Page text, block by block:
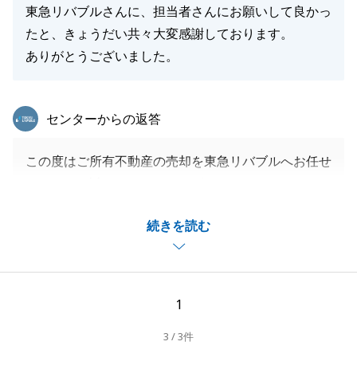
東急リバブルさんに、担当者さんにお願いして良かっ
たと、きょうだい共々大変感謝しております。
ありがとうございました。
続きを読む
東急リバブル
センターからの返答
この度はご所有不動産の売却を東急リバブルへお任せ
遠方にお住まいにもかかわらず、お打ち合わせ等で何
度もお越しいただきましたこと、重ねてお礼申し上げ
お気軽にご相談くださいませ。
1
3 / 3件